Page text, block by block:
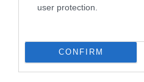
user protection.
CONFIRM
2026. JÚLIUS 23. ●